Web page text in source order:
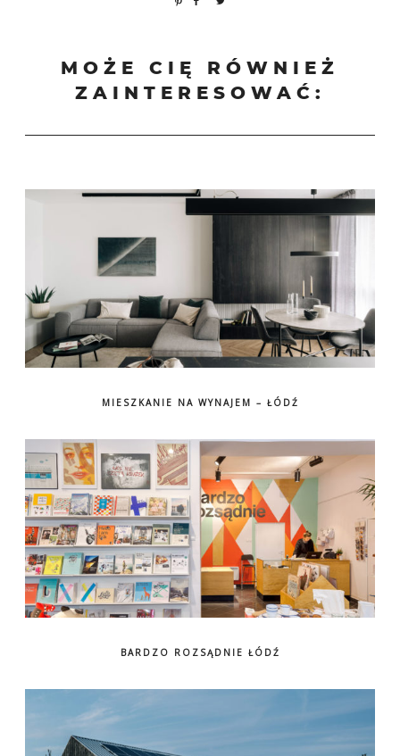
MOŻE CIĘ RÓWNIEŻ
ZAINTERESOWAĆ:
MIESZKANIE NA WYNAJEM – ŁÓDŹ
BARDZO ROZSĄDNIE ŁÓDŹ